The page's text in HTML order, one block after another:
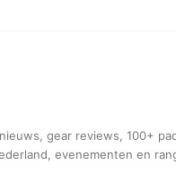
gear reviews, 100+
evenementen en